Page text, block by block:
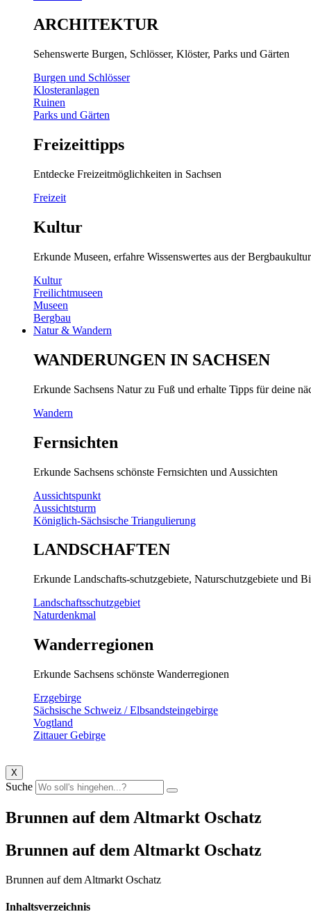
ARCHITEKTUR
Sehenswerte Burgen, Schlösser, Klöster, Parks und Gärten
Burgen und Schlösser
Klosteranlagen
Ruinen
Parks und Gärten
Freizeittipps
Entdecke Freizeitmöglichkeiten in Sachsen
Freizeit
Kultur
Erkunde Museen, erfahre Wissenswertes aus der
Kultur
Freilichtmuseen
Museen
Bergbau
Natur & Wandern
WANDERUNGEN IN SACHSEN
Erkunde Sachsens Natur zu Fuß und erhalte Tipps für deine
Wandern
Fernsichten
Erkunde Sachsens schönste Fernsichten und Aussichten
Aussichtspunkt
Aussichtsturm
Königlich-Sächsische Triangulierung
LANDSCHAFTEN
Erkunde Landschafts-schutzgebiete, Naturschutzgebiete und
Landschaftsschutzgebiet
Naturdenkmal
Wanderregionen
Erkunde Sachsens schönste Wanderregionen
Erzgebirge
Sächsische Schweiz / Elbsandsteingebirge
Vogtland
Zittauer Gebirge
X
Suche
Brunnen auf dem Altmarkt Oschatz
Brunnen auf dem Altmarkt Oschatz
Brunnen auf dem Altmarkt Oschatz
Inhaltsverzeichnis